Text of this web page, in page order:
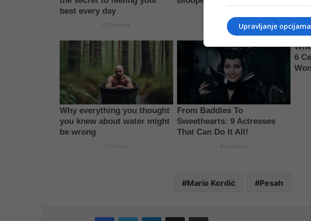
Mario Kordić Pesah
FacebookTwitter LinkedInShare via Email Print
Upravljanje opcijama